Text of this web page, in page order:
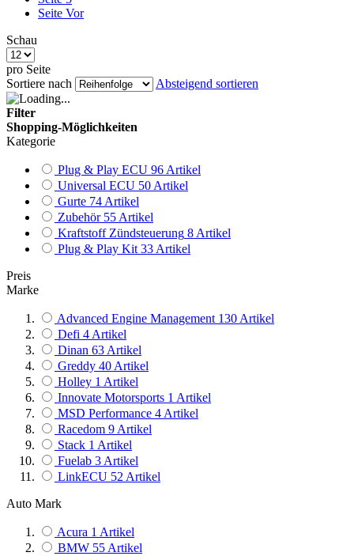
Seite Vor
Schau
pro Seite
Sortiere nach
Absteigend sortieren
Filter
Shopping-Möglichkeiten
Kategorie
Plug & Play ECU 96 Artikel
Universal ECU 50 Artikel
Gurte 74 Artikel
Zubehör 55 Artikel
Kraftstoff Zündsteuerung 8 Artikel
Plug & Play Kit 33 Artikel
Preis
Marke
Advanced Engine Management 130 Artikel
Defi 4 Artikel
Dinan 63 Artikel
Greddy 40 Artikel
Holley 1 Artikel
Innovate Motorsports 1 Artikel
MSD Performance 4 Artikel
Racedom 9 Artikel
Stack 1 Artikel
Fuelab 3 Artikel
LinkECU 52 Artikel
Auto Mark
Acura 1 Artikel
BMW 55 Artikel